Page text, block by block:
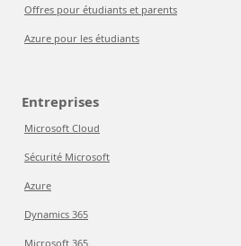
Offres pour étudiants et parents
Azure pour les étudiants
Entreprises
Microsoft Cloud
Sécurité Microsoft
Azure
Dynamics 365
Microsoft 365